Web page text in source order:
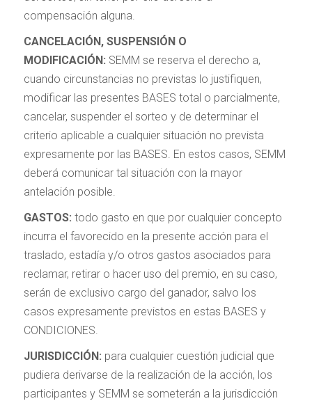
compensación alguna.
CANCELACIÓN, SUSPENSIÓN O
MODIFICACIÓN: SEMM se reserva el derecho a,
cuando circunstancias no previstas lo justifiquen,
modificar las presentes BASES total o parcialmente,
cancelar, suspender el sorteo y de determinar el
criterio aplicable a cualquier situación no prevista
expresamente por las BASES. En estos casos, SEMM
deberá comunicar tal situación con la mayor
antelación posible.
GASTOS: todo gasto en que por cualquier concepto
incurra el favorecido en la presente acción para el
traslado, estadía y/o otros gastos asociados para
reclamar, retirar o hacer uso del premio, en su caso,
serán de exclusivo cargo del ganador, salvo los
casos expresamente previstos en estas BASES y
CONDICIONES.
JURISDICCIÓN: para cualquier cuestión judicial que
pudiera derivarse de la realización de la acción, los
participantes y SEMM se someterán a la jurisdicción